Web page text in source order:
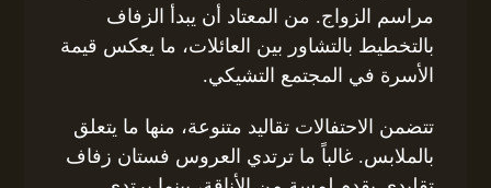
مراسم الزواج. من المعتاد أن يبدأ الزفاف
بالتخطيط بالتشاور بين العائلات، ما يعكس قيمة
الأسرة في المجتمع التشيكي.
تتضمن الاحتفالات تقاليد متنوعة، منها ما يتعلق
بالملابس. غالباً ما ترتدي العروس فستان زفاف